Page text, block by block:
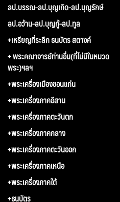
ลป.บรรณ-ลป.บุญเกิด-ลป.บุญรักษ์
ลป.อว้าน-ลป.บุญกู้-ลป.ทูล
+เหรียญที่ระลึก ธนบัตร สตางค์
+ พระคณาจารย์ท่านอื่น(ที่ไม่มีในหมวด
พระ)ฯลฯ
+พระเครื่องเมืองขอนแก่น
+พระเครื่องภาคอีสาน
+พระเครื่องภาคตะวันตก
+พระเครื่องภาคกลาง
+พระเครื่องภาคตะวันออก
+พระเครื่องภาคเหนือ
+พระเครื่องภาคใต้
+ธนบัตร